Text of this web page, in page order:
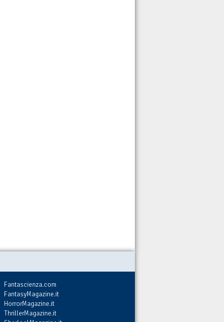
Fantascienza.com
FantasyMagazine.it
HorrorMagazine.it
ThrillerMagazine.it